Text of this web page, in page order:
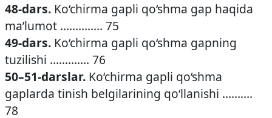
48-dars. Ko‘chirma gapli qo‘shma gap haqida
ma’lumot ………….. 75
49-dars. Ko‘chirma gapli qo‘shma gapning
tuzilishi …………. 76
50–51-darslar. Ko‘chirma gapli qo‘shma
gaplarda tinish belgilarining qo‘llanishi ……….
78